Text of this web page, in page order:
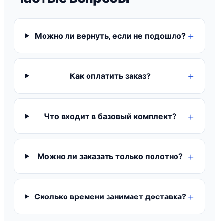
Можно ли вернуть, если не подошло?
Как оплатить заказ?
Что входит в базовый комплект?
Можно ли заказать только полотно?
Сколько времени занимает доставка?